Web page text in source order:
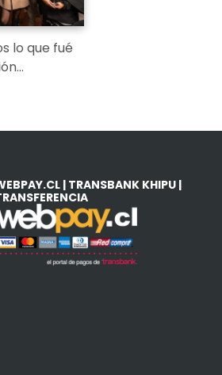
lo que fué
| TRANSBANK KHIPU |